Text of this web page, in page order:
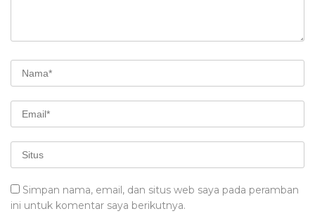
Simpan nama, email, dan situs web saya pada peramban
ini untuk komentar saya berikutnya.